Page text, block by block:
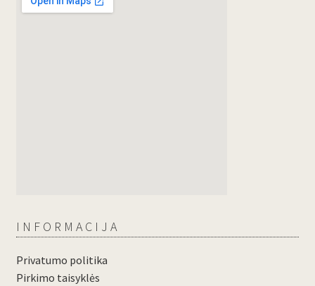
INFORMACIJA
Privatumo politika
Pirkimo taisyklės